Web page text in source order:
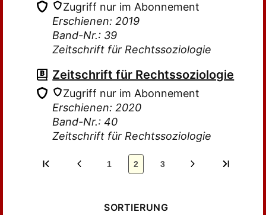
Zugriff nur im Abonnement
Erschienen: 2019
Band-Nr.: 39
Zeitschrift für Rechtssoziologie
Zeitschrift für Rechtssoziologie
Zugriff nur im Abonnement
Erschienen: 2020
Band-Nr.: 40
Zeitschrift für Rechtssoziologie
1 2 3
SORTIERUNG